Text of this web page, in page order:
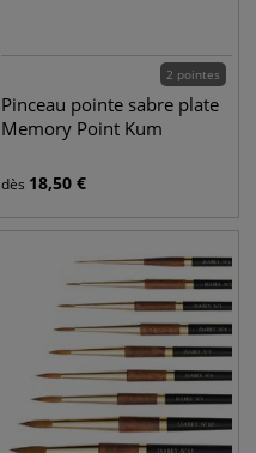
2 pointes
Pinceau pointe sabre plate
Memory Point Kum
dès 18,50 €